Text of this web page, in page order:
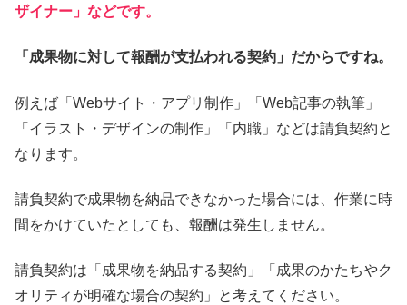
ザイナー」などです。
「成果物に対して報酬が支払われる契約」だからですね。
例えば「Webサイト・アプリ制作」「Web記事の執筆」
「イラスト・デザインの制作」「内職」などは請負契約と
なります。
請負契約で成果物を納品できなかった場合には、作業に時
間をかけていたとしても、報酬は発生しません。
請負契約は「成果物を納品する契約」「成果のかたちやク
オリティが明確な場合の契約」と考えてください。